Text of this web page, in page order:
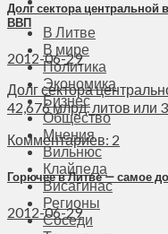
В Литве
В мире
Политика
Экономика
Бизнес
Общество
Мнения
Вильнюс
Клайпеда
Висагинас
Регионы
Соседи
Долг сектора центральной
ВВП
2012-06-29
Долг сектора
42,676 млрд. литов или
Комментариев: 2
Горючее в Литве — самое
2012-06-29